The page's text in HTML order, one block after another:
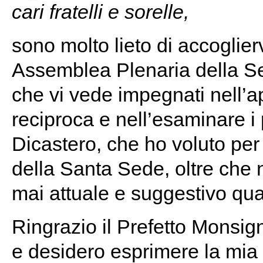
cari fratelli e sorelle,
sono molto lieto di
Assemblea Plenaria della
che vi vede impegnati
reciproca e nell’esaminare
Dicastero, che ho voluto
della Santa Sede, oltre che
mai attuale e suggestivo
Ringrazio il Prefetto
e desidero esprimere la